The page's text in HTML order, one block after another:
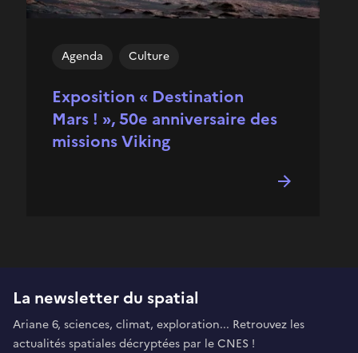
Exposition « Destination
Mars ! », 50e anniversaire des
missions Viking
Agenda Culture
La newsletter du spatial
Ariane 6, sciences, climat, exploration... Retrouvez les
actualités spatiales décryptées par le CNES !